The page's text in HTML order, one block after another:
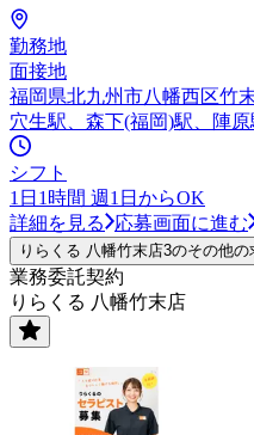
勤務地
面接地
福岡県北九州市八幡西区竹
穴生駅、森下(福岡)駅、陣原
シフト
1日1時間 週1日からOK
詳細を見る
応募画面に進む
りらくる 八幡竹末店3のその他の
業務委託契約
りらくる 八幡竹末店